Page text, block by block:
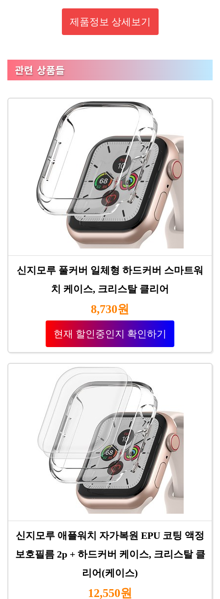
제품정보 상세보기
관련 상품들
신지모루 풀커버 일체형 하드커버 스마트워
치 케이스, 크리스탈 클리어
8,730원
현재 할인중인지 확인하기
신지모루 애플워치 자가복원 EPU 코팅 액정
보호필름 2p + 하드커버 케이스, 크리스탈 클
리어(케이스)
12,550원